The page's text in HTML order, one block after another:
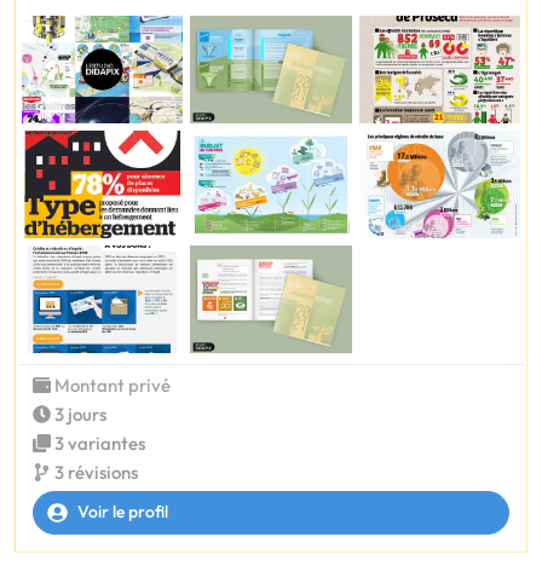
Montant privé
3 jours
3 variantes
3 révisions
Voir le profil